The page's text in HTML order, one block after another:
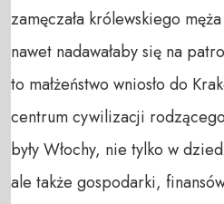
zamęczała królewskiego
nawet nadawałaby się na
to małżeństwo wniosło do
centrum cywilizacji
były Włochy, nie tylko w
ale także gospodarki,